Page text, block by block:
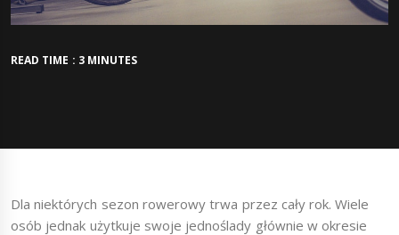
READ TIME : 3 MINUTES
Dla niektórych sezon rowerowy trwa przez cały rok. Wiele
osób jednak użytkuje swoje jednoślady głównie w okresie